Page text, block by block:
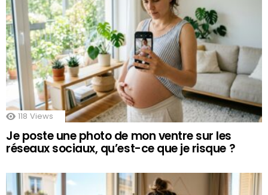
118 Views
Je poste une photo de mon ventre sur les
réseaux sociaux, qu’est-ce que je risque ?